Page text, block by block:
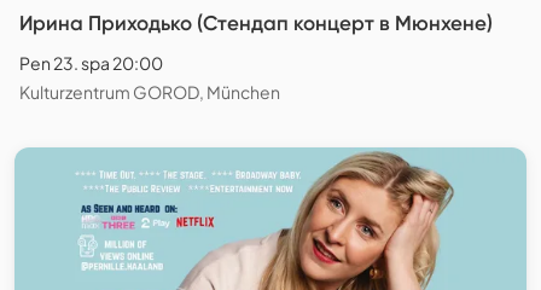
Ирина Приходько (Стендап концерт в Мюнхене)
Pen 23. spa 20:00
Kulturzentrum GOROD, München